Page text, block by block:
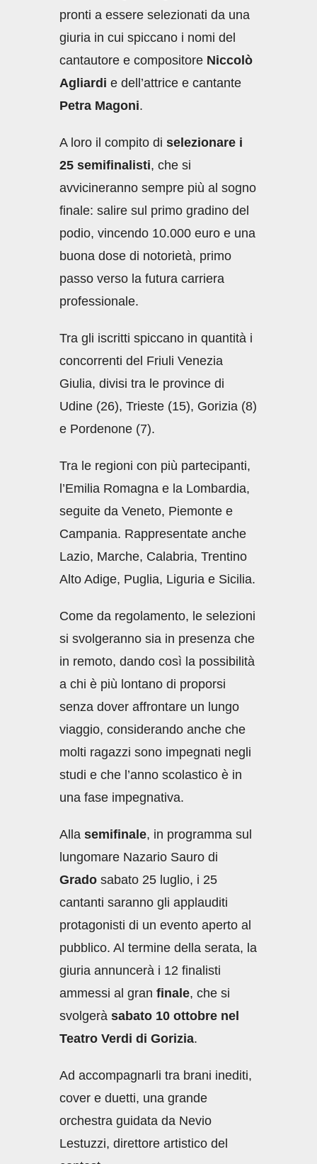
pronti a essere selezionati da una
giuria in cui spiccano i nomi del
cantautore e compositore Niccolò
Agliardi e dell’attrice e cantante
Petra Magoni.
A loro il compito di selezionare i
25 semifinalisti, che si
avvicineranno sempre più al sogno
finale: salire sul primo gradino del
podio, vincendo 10.000 euro e una
buona dose di notorietà, primo
passo verso la futura carriera
professionale.
Tra gli iscritti spiccano in quantità i
concorrenti del Friuli Venezia
Giulia, divisi tra le province di
Udine (26), Trieste (15), Gorizia (8)
e Pordenone (7).
Tra le regioni con più partecipanti,
l’Emilia Romagna e la Lombardia,
seguite da Veneto, Piemonte e
Campania. Rappresentate anche
Lazio, Marche, Calabria, Trentino
Alto Adige, Puglia, Liguria e Sicilia.
Come da regolamento, le selezioni
si svolgeranno sia in presenza che
in remoto, dando così la possibilità
a chi è più lontano di proporsi
senza dover affrontare un lungo
viaggio, considerando anche che
molti ragazzi sono impegnati negli
studi e che l’anno scolastico è in
una fase impegnativa.
Alla semifinale, in programma sul
lungomare Nazario Sauro di
Grado sabato 25 luglio, i 25
cantanti saranno gli applauditi
protagonisti di un evento aperto al
pubblico. Al termine della serata, la
giuria annuncerà i 12 finalisti
ammessi al gran finale, che si
svolgerà sabato 10 ottobre nel
Teatro Verdi di Gorizia.
Ad accompagnarli tra brani inediti,
cover e duetti, una grande
orchestra guidata da Nevio
Lestuzzi, direttore artistico del